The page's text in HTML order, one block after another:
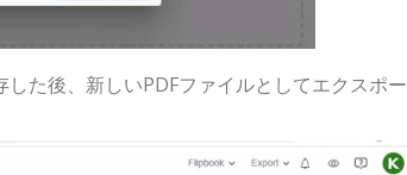
た後、新しいPDFファイルとしてエクスポー